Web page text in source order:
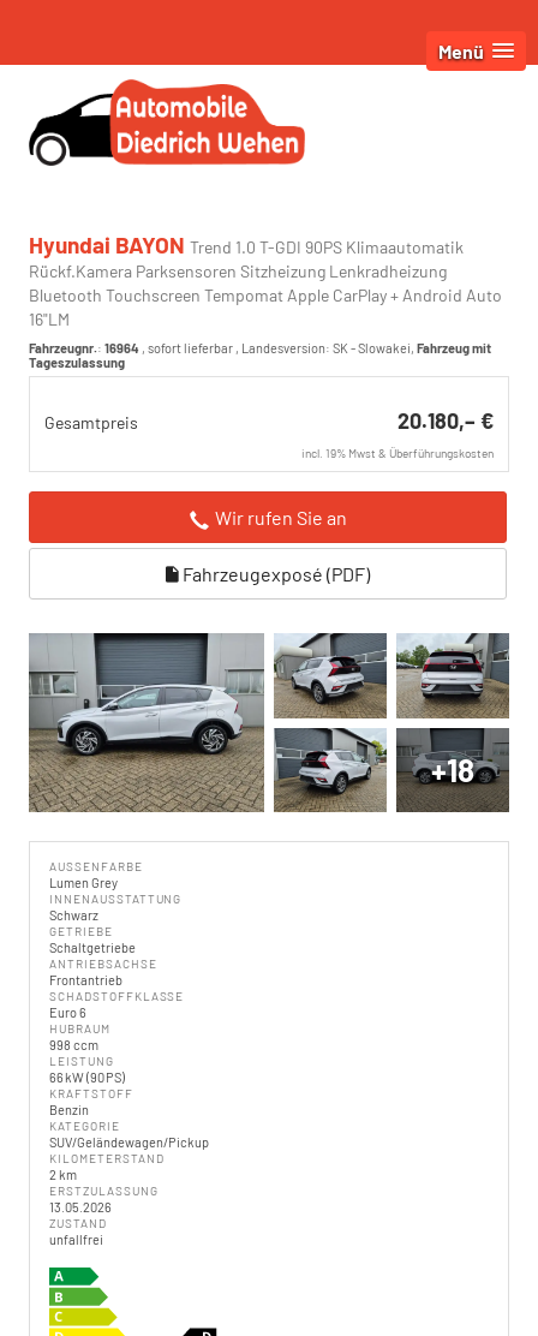
Menü
Hyundai BAYON Trend 1.0 T-GDI 90PS Klimaautomatik
Rückf.Kamera Parksensoren Sitzheizung Lenkradheizung
Bluetooth Touchscreen Tempomat Apple CarPlay + Android Auto
16"LM
Fahrzeugnr.: 16964 , sofort lieferbar , Landesversion: SK - Slowakei, Fahrzeug mit
Tageszulassung
Gesamtpreis 20.180,– €
incl. 19% Mwst & Überführungskosten
Wir rufen Sie an
Fahrzeugexposé (PDF)
+18
AUSSENFARBE
Lumen Grey
INNENAUSSTATTUNG
Schwarz
GETRIEBE
Schaltgetriebe
ANTRIEBSACHSE
Frontantrieb
SCHADSTOFFKLASSE
Euro 6
HUBRAUM
998 ccm
LEISTUNG
66 kW (90 PS)
KRAFTSTOFF
Benzin
KATEGORIE
SUV/Geländewagen/Pickup
KILOMETERSTAND
2 km
ERSTZULASSUNG
13.05.2026
ZUSTAND
unfallfrei